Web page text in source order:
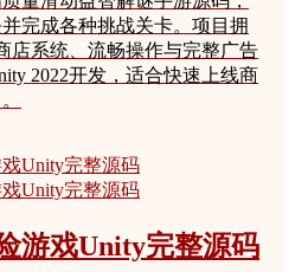
完成各种挑战关卡。项目拥
店系统、流畅操作与完整广告
2022开发，适合快速上线商
游戏Unity完整源码